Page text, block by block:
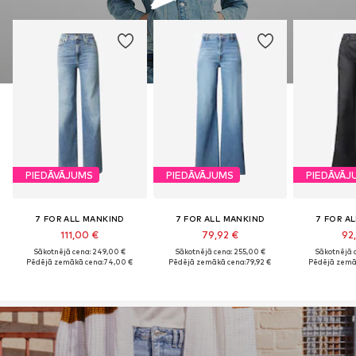
PIEDĀVĀJUMS
7 FOR ALL MANKIND
111,00 €
Sākotnējā cena: 249,00 €
Pēdējā zemākā cena:74,00 €
PIEDĀVĀJUMS
7 FOR ALL MANKIND
79,92 €
Sākotnējā cena: 255,00 €
Pēdējā zemākā cena:79,92 €
7 FOR
Sākotnējā
Pēdējā